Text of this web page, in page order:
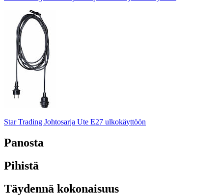
Star Trading Johtosarja Ute E27 ulkokäyttöön
Panosta
Pihistä
Täydennä kokonaisuus